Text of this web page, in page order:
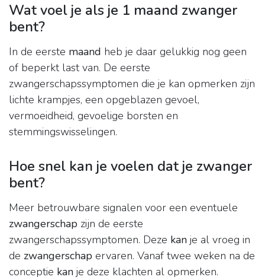
Wat voel je als je 1 maand zwanger
bent?
In de eerste maand heb je daar gelukkig nog geen
of beperkt last van. De eerste
zwangerschapssymptomen die je kan opmerken zijn
lichte krampjes, een opgeblazen gevoel,
vermoeidheid, gevoelige borsten en
stemmingswisselingen.
Hoe snel kan je voelen dat je zwanger
bent?
Meer betrouwbare signalen voor een eventuele
zwangerschap zijn de eerste
zwangerschapssymptomen. Deze kan je al vroeg in
de zwangerschap ervaren. Vanaf twee weken na de
conceptie kan je deze klachten al opmerken.